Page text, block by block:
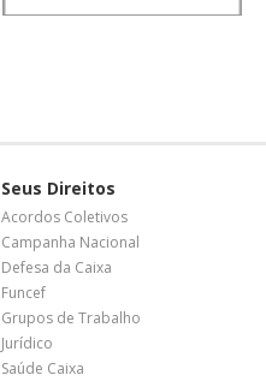
Seus Direitos
Acordos Coletivos
Campanha Nacional
Defesa da Caixa
Funcef
Grupos de Trabalho
Jurídico
Saúde Caixa